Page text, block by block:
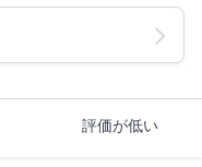
評価が低い